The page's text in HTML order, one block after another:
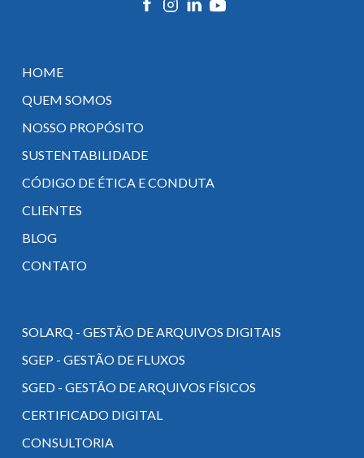
HOME
QUEM SOMOS
NOSSO PROPÓSITO
SUSTENTABILIDADE
CÓDIGO DE ÉTICA E CONDUTA
CLIENTES
BLOG
CONTATO
SOLARQ - GESTÃO DE ARQUIVOS DIGITAIS
SGEP - GESTÃO DE FLUXOS
SGED - GESTÃO DE ARQUIVOS FÍSICOS
CERTIFICADO DIGITAL
CONSULTORIA